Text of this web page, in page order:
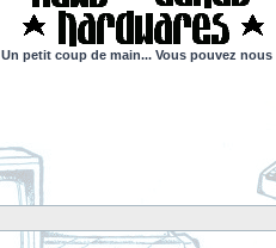
Un petit coup de main... Vous pouvez